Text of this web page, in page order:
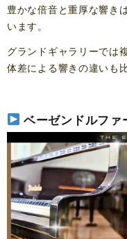
豊かな倍音と重厚な響き
います。
グランドギャラリーでは
体差による響きの違いも
ベーゼンドルファ